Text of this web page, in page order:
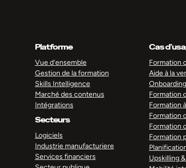
Platforme
Vue d’ensemble
Gestion de la formation
Skills Intelligence
Marché des contenus
Intégrations
Secteurs
Logiciels
Industrie manufacturiere
Services financiers
Cas
Formation
Aide à la
Formation
Formation
Formation
Formation
Formation
Upskilling